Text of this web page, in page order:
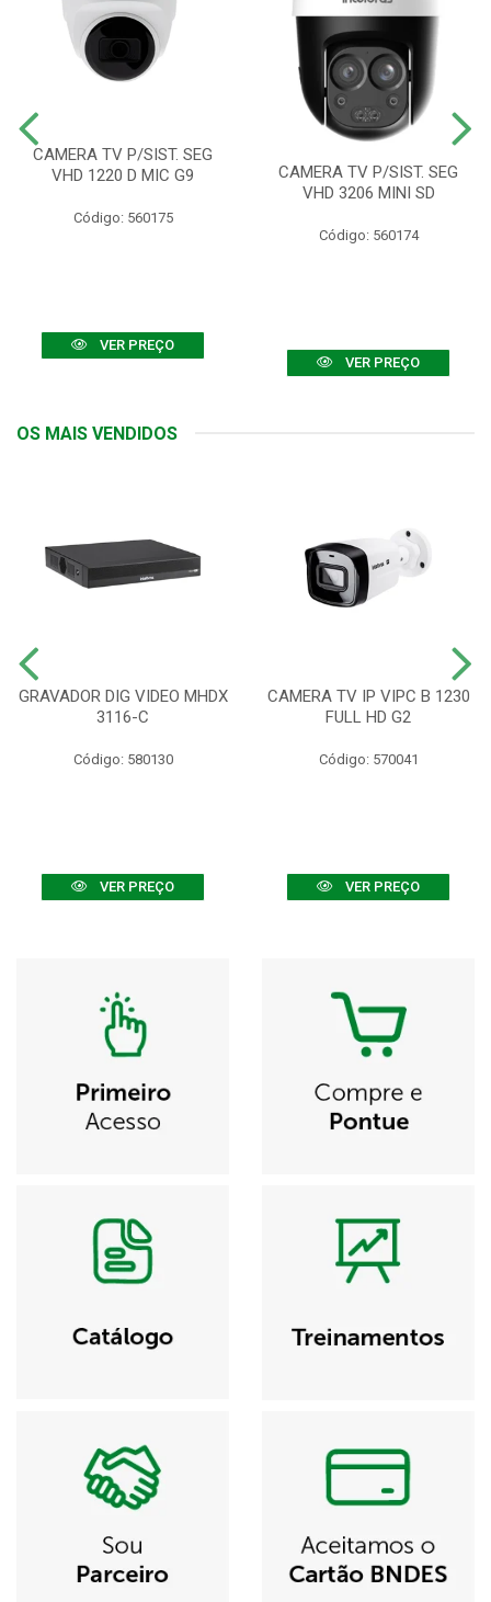
CAMERA TV P/SIST. SEG
VHD 1220 D MIC G9
Código: 560175
VER PREÇO
CAMERA TV P/SIST. SEG
VHD 3206 MINI SD
Código: 560174
VER PREÇO
OS MAIS VENDIDOS
GRAVADOR DIG VIDEO MHDX
3116-C
Código: 580130
VER PREÇO
CAMERA TV IP VIPC B 1230
FULL HD G2
Código: 570041
VER PREÇO